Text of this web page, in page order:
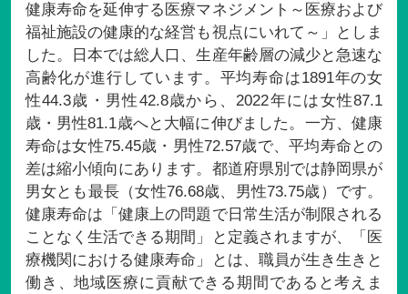
健康寿命を延伸する医療マネジメント～医療および
福祉施設の健康的な経営も視点にいれて～」としま
した。日本では総人口、生産年齢層の減少と急速な
高齢化が進行しています。平均寿命は1891年の女
性44.3歳・男性42.8歳から、2022年には女性87.1
歳・男性81.1歳へと大幅に伸びました。一方、健康
寿命は女性75.45歳・男性72.57歳で、平均寿命との
差は縮小傾向にあります。都道府県別では静岡県が
男女とも最長（女性76.68歳、男性73.75歳）です。
健康寿命は「健康上の問題で日常生活が制限される
ことなく生活できる期間」と定義されますが、「医
療機関における健康寿命」とは、職員が生き生きと
働き、地域医療に貢献できる期間であると考えま